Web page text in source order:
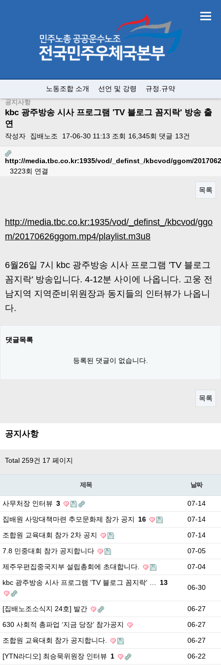
노동조합 소개 선언 및 강령 규정.규약
공지사항
kbc 광주방송 시사 프로그램 'TV 블로그 꼼지락' 방송 출
연
작성자 집배노조 17-06-30 11:13 조회 16,345회 댓글 13건
http://media.tbc.co.kr:1935/vod/_definst_/kbcvod/ggom/
3223회 연결
목록
http://media.tbc.co.kr:1935/vod/_definst_/kbcvod/ggo
m/20170626ggom.mp4/playlist.m3u8
6월26일 7시 kbc 광주방송 시사 프로그램 'TV 블로그
꼼지락' 방송입니다. 4-12분 사이에 나옵니다. 고웅 전
남지역 지역준비위원장과 동지들의 인터뷰가 나옵니
다.
댓글목록
등록된 댓글이 없습니다.
목록
공지사항
Total 259건 17 페이지
제목 날짜
사무처장 인터뷰 3
07-14
집배원 사망대책마련 추모문화제 참가 공지
16
07-14
조합원 교육대회 참가 2차 공지
07-14
7.8 민중대회 참가 공지합니다
07-05
제주우편집중국지부 설립총회에 초대합니다.
07-04
kbc 광주방송 시사 프로그램 'TV 블로그 꼼지락' …
13
06-30
[집배노조소식지 24호] 발간
06-27
630 사회적 총파업 ‘지금 당장’ 참가공지
06-27
조합원 교육대회 참가 공지합니다.
06-27
[YTN라디오] 최승묵위원장 인터뷰 1
06-22